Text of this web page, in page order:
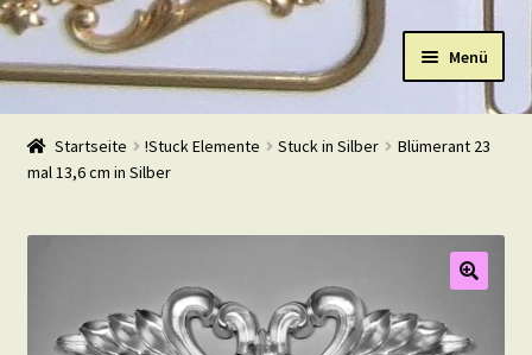
Navigation
Zum
Inhalt
Menü
Start
Shop
Warenkorb
Startseite !Stuck Elemente Stuck in Silber
Blümerant 23
mal 13,6 cm in Silber